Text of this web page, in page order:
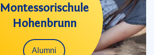
Montessorischule
Hohenbrunn
Alumni